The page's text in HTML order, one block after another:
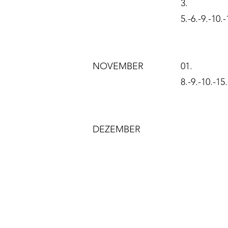
NOVEMBER
DEZEMBER
3.
​5.-6.-9.-
01.
8.-9.-10.-